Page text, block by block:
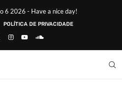
6 2026 - Have a nice day!
POLÍTICA DE PRIVACIDADE